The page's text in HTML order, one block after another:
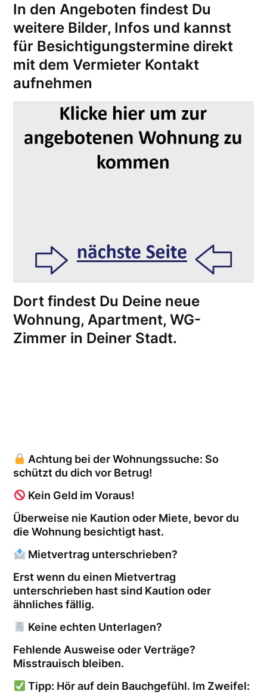
In den Angeboten findest Du
weitere Bilder, Infos und kannst
für Besichtigungstermine direkt
mit dem Vermieter Kontakt
aufnehmen
Dort findest Du Deine neue
Wohnung, Apartment, WG-
Zimmer in Deiner Stadt.
Achtung bei der Wohnungssuche: So
schützt du dich vor Betrug!
Kein Geld im Voraus!
Überweise nie Kaution oder Miete, bevor du
die Wohnung besichtigt hast.
Mietvertrag unterschrieben?
Erst wenn du einen Mietvertrag
unterschrieben hast sind Kaution oder
ähnliches fällig.
Keine echten Unterlagen?
Fehlende Ausweise oder Verträge?
Misstrauisch bleiben.
Tipp: Hör auf dein Bauchgefühl. Im Zweifel: